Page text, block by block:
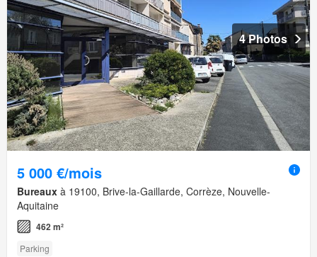
4 Photos
5 000 €/mois
Bureaux à 19100, Brive-la-Gaillarde, Corrèze, Nouvelle-
Aquitaine
462 m²
Parking